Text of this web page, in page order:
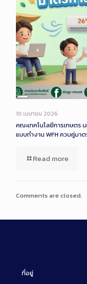
Long
Description
10 เมษายน 2026
คณะเทคโนโลยีการเกษตร
แบบทำงาน WFH ควบคู่มา
Read more
Comments are closed.
ที่อยู่